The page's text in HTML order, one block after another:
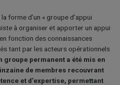
forme d’un « groupe d’appui
à organiser et apporter un appui
fonction des connaissances
tant par les acteurs opérationnels
groupe permanent a été mis en
de membres recouvrant
et d’expertise, permettant